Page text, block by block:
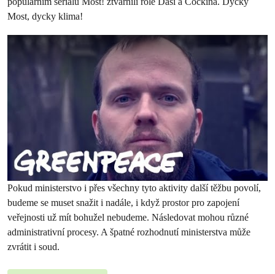
Most, dycky klima!
Pokud ministerstvo i přes všechny tyto aktivity další těžbu povolí,
budeme se muset snažit i nadále, i když prostor pro zapojení
veřejnosti už mít bohužel nebudeme. Následovat mohou různé
administrativní procesy. A špatné rozhodnutí ministerstva může
zvrátit i soud.